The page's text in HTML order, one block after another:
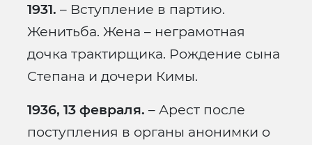
1931. – Вступление в партию.
Женитьба. Жена – неграмотная
дочка трактирщика. Рождение сына
Степана и дочери Кимы.
1936, 13 февраля. – Арест после
поступления в органы анонимки о